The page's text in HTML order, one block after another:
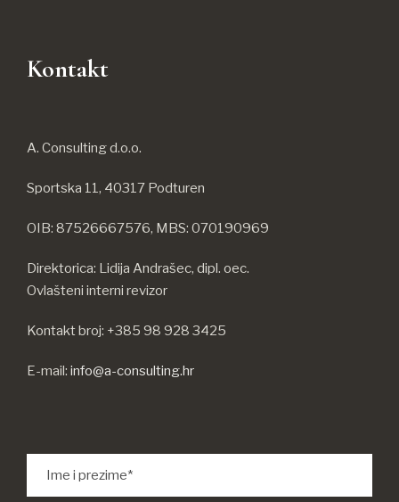
Kontakt
A. Consulting d.o.o.
Sportska 11, 40317 Podturen
OIB: 87526667576, MBS: 070190969
Direktorica: Lidija Andrašec, dipl. oec.
Ovlašteni interni revizor
Kontakt broj: +385 98 928 3425
E-mail: info@a-consulting.hr